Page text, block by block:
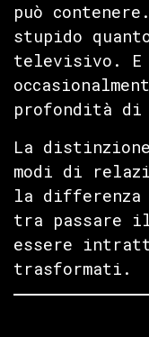
può
stupido
televisivo. E
profondità di
La
modi di
la differenza
tra passare
essere
trasformati.